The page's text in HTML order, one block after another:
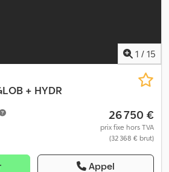
1 / 15
+ HYDR
26 750 €
prix fixe hors TVA
(32 368 € brut)
Appel